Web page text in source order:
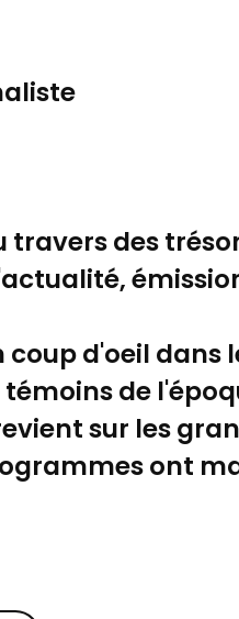
des
d'oeil dans
de
sur les
ont